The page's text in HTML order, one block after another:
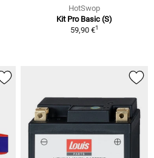
HotSwop
Kit Pro Basic (S)
59,90 €1